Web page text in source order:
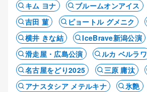
キム ヨナ
ブルームオンアイス
吉田 菫
ピョートル グメニク
横井 きな結
IceBrave新潟公演
滑走屋・広島公演
ルカ ベルラワ
名古屋をどり2025
三原 庸汰
アナスタシア メテルキナ
氷艶